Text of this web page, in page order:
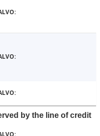
by the line of credit